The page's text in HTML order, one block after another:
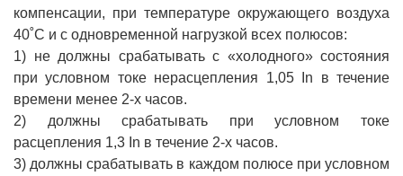
компенсации, при температуре окружающего воздуха
40˚С и с одновременной нагрузкой всех полюсов:
1) не должны срабатывать с «холодного» состояния
при условном токе нерасцепления 1,05 In в течение
времени менее 2-х часов.
2) должны срабатывать при условном токе
расцепления 1,3 In в течение 2-х часов.
3) должны срабатывать в каждом полюсе при условном